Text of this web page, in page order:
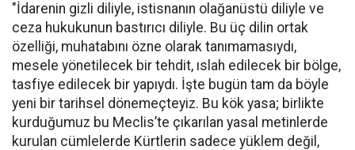
"İdarenin gizli diliyle, istisnanın olağanüstü diliyle ve
ceza hukukunun bastırıcı diliyle. Bu üç dilin ortak
özelliği, muhatabını özne olarak tanımamasıydı,
mesele yönetilecek bir tehdit, ıslah edilecek bir bölge,
tasfiye edilecek bir yapıydı. İşte bugün tam da böyle
yeni bir tarihsel dönemeçteyiz. Bu kök yasa; birlikte
kurduğumuz bu Meclis’te çıkarılan yasal metinlerde
kurulan cümlelerde Kürtlerin sadece yüklem değil,